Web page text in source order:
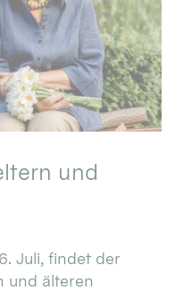
und
Juli, findet der
und älteren